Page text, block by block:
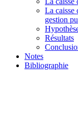
La caisse
gestion
Résultats
Notes
Bibliographie